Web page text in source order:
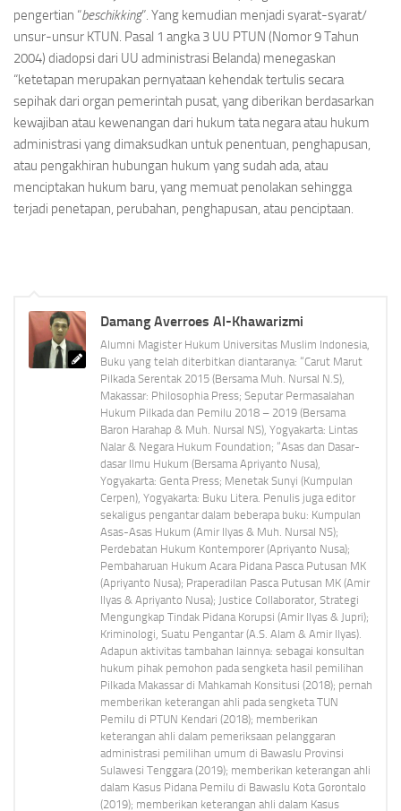
pengertian “beschikking”. Yang kemudian menjadi syarat-syarat/
unsur-unsur KTUN. Pasal 1 angka 3 UU PTUN (Nomor 9 Tahun
2004) diadopsi dari UU administrasi Belanda) menegaskan
“ketetapan merupakan pernyataan kehendak tertulis secara
sepihak dari organ pemerintah pusat, yang diberikan berdasarkan
kewajiban atau kewenangan dari hukum tata negara atau hukum
administrasi yang dimaksudkan untuk penentuan, penghapusan,
atau pengakhiran hubungan hukum yang sudah ada, atau
menciptakan hukum baru, yang memuat penolakan sehingga
terjadi penetapan, perubahan, penghapusan, atau penciptaan.
Damang Averroes Al-Khawarizmi
Alumni Magister Hukum Universitas Muslim Indonesia,
Buku yang telah diterbitkan diantaranya: “Carut Marut
Pilkada Serentak 2015 (Bersama Muh. Nursal N.S),
Makassar: Philosophia Press; Seputar Permasalahan
Hukum Pilkada dan Pemilu 2018 – 2019 (Bersama
Baron Harahap & Muh. Nursal NS), Yogyakarta: Lintas
Nalar & Negara Hukum Foundation; “Asas dan Dasar-
dasar Ilmu Hukum (Bersama Apriyanto Nusa),
Yogyakarta: Genta Press; Menetak Sunyi (Kumpulan
Cerpen), Yogyakarta: Buku Litera. Penulis juga editor
sekaligus pengantar dalam beberapa buku: Kumpulan
Asas-Asas Hukum (Amir Ilyas & Muh. Nursal NS);
Perdebatan Hukum Kontemporer (Apriyanto Nusa);
Pembaharuan Hukum Acara Pidana Pasca Putusan MK
(Apriyanto Nusa); Praperadilan Pasca Putusan MK (Amir
Ilyas & Apriyanto Nusa); Justice Collaborator, Strategi
Mengungkap Tindak Pidana Korupsi (Amir Ilyas & Jupri);
Kriminologi, Suatu Pengantar (A.S. Alam & Amir Ilyas).
Adapun aktivitas tambahan lainnya: sebagai konsultan
hukum pihak pemohon pada sengketa hasil pemilihan
Pilkada Makassar di Mahkamah Konsitusi (2018); pernah
memberikan keterangan ahli pada sengketa TUN
Pemilu di PTUN Kendari (2018); memberikan
keterangan ahli dalam pemeriksaan pelanggaran
administrasi pemilihan umum di Bawaslu Provinsi
Sulawesi Tenggara (2019); memberikan keterangan ahli
dalam Kasus Pidana Pemilu di Bawaslu Kota Gorontalo
(2019); memberikan keterangan ahli dalam Kasus